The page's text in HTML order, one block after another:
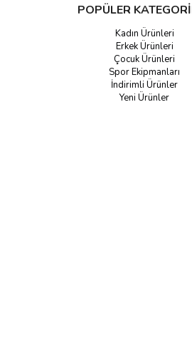
POPÜLER
Kadın Ürünleri
Erkek Ürünleri
Çocuk Ürünleri
Spor Ekipmanları
İndirimli Ürünler
Yeni Ürünler